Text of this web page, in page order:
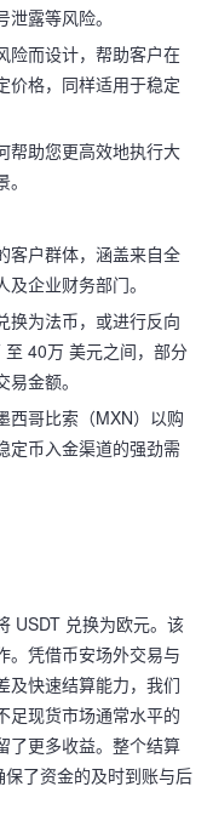
露等风险。
险而设计，帮助客户在
价格，同样适用于稳定
帮助您更高效地执行大
客户群体，涵盖来自全
企业财务部门。
换为法币，或进行反向
40万 美元之间，部分
金额。
西哥比索（MXN）以购
定币入金渠道的强劲需
USDT 兑换为欧元。该
。凭借币安场外交易与
及快速结算能力，我们
足现货市场通常水平的
了更多收益。整个结算
了资金的及时到账与后